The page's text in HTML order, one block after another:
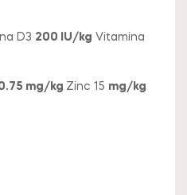
D3 200 IU/kg Vitamina
mg/kg Zinc 15 mg/kg